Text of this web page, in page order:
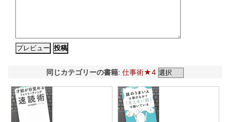
同じカテゴリーの書籍: 仕事術★4